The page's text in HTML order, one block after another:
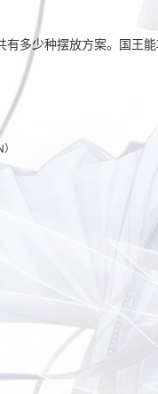
多少种摆放方案。国王